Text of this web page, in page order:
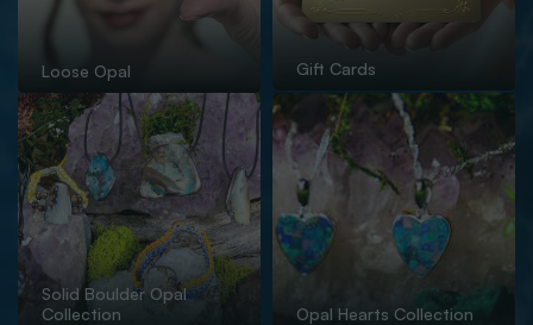
Loose Opal Gift Cards
Solid Boulder Opal
Collection
Opal Hearts Collection